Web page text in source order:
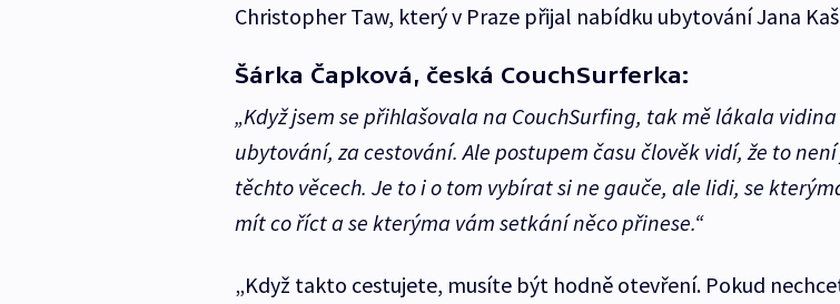
Christopher Taw, který v Praze přijal nabídku ubytování Jana
Šárka Čapková, česká CouchSurferka:
„Když jsem se přihlašovala na CouchSurfing, tak mě lákala
ubytování, za cestování. Ale postupem času člověk vidí, že to
těchto věcech. Je to i o tom vybírat si ne gauče, ale lidi, se
mít co říct a se kterýma vám setkání něco přinese.“
„Když takto cestujete, musíte být hodně otevření. Pokud